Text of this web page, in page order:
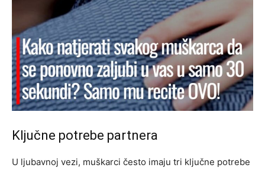
Ključne potrebe partnera
U ljubavnoj vezi, muškarci često imaju tri ključne potrebe